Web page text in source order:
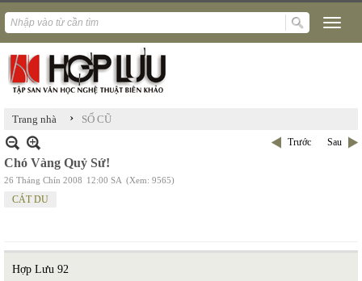
Trang nhà › SỐ CŨ
Trước Sau
Chó Vàng Quỷ Sứ!
26 Tháng Chín 2008 12:00 SA (Xem: 9565)
CÁT DU
Hợp Lưu 92